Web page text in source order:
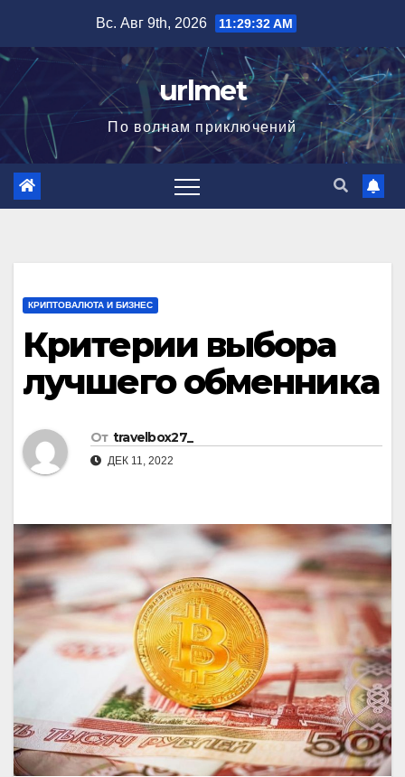
содержимому
Вс. Авг 9th, 2026 11:29:33 AM
urlmet
По волнам приключений
КРИПТОВАЛЮТА И БИЗНЕС
Критерии выбора
лучшего обменника
От travelbox27_
ДЕК 11, 2022